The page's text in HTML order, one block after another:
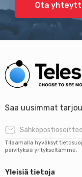
Ota
Saa uusimmat
Tilaamalla hyväksyt
päivityksiä yritykseltämme.
Yleisiä tietoja